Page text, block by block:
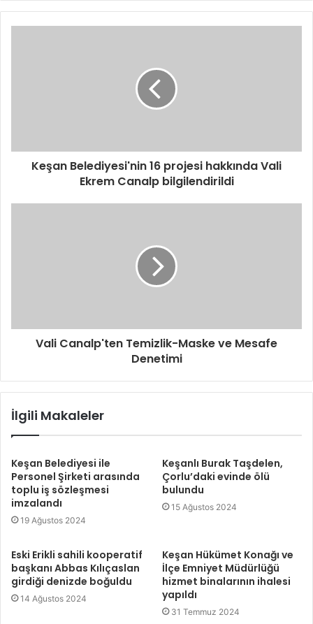
Keşan Belediyesi'nin 16 projesi hakkında Vali
Ekrem Canalp bilgilendirildi
Vali Canalp'ten Temizlik-Maske ve Mesafe
Denetimi
İlgili Makaleler
Keşan Belediyesi ile
Personel Şirketi arasında
toplu iş sözleşmesi
imzalandı
19 Ağustos 2024
Keşanlı Burak Taşdelen,
Çorlu’daki evinde ölü
bulundu
15 Ağustos 2024
Eski Erikli sahili kooperatif
başkanı Abbas Kılıçaslan
girdiği denizde boğuldu
14 Ağustos 2024
Keşan Hükümet Konağı ve
İlçe Emniyet Müdürlüğü
hizmet binalarının ihalesi
yapıldı
31 Temmuz 2024